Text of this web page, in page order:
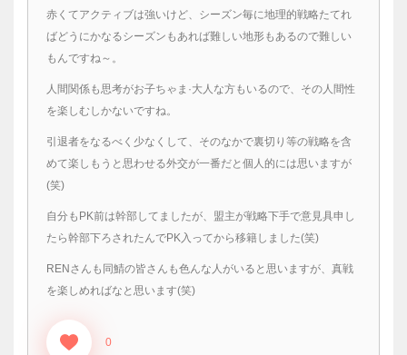
赤くてアクティブは強いけど、シーズン毎に地理的戦略たてれ
ばどうにかなるシーズンもあれば難しい地形もあるので難しい
もんですね～。
人間関係も思考がお子ちゃま·大人な方もいるので、その人間性
を楽しむしかないですね。
引退者をなるべく少なくして、そのなかで裏切り等の戦略を含
めて楽しもうと思わせる外交が一番だと個人的には思いますが
(笑)
自分もPK前は幹部してましたが、盟主が戦略下手で意見具申し
たら幹部下ろされたんでPK入ってから移籍しました(笑)
RENさんも同鯖の皆さんも色んな人がいると思いますが、真戦
を楽しめればなと思います(笑)
0